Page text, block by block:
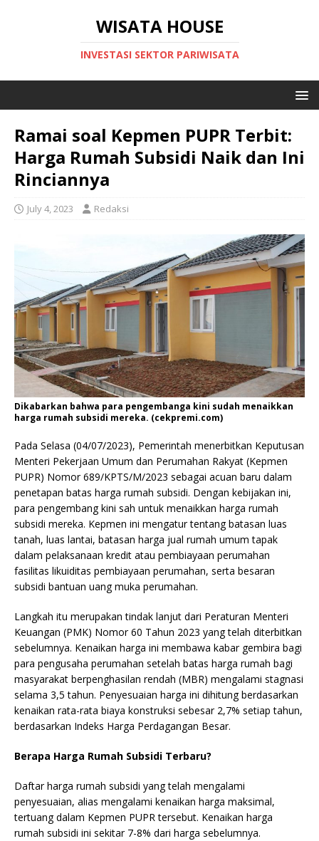
WISATA HOUSE
INVESTASI SEKTOR PARIWISATA
Ramai soal Kepmen PUPR Terbit:
Harga Rumah Subsidi Naik dan Ini
Rinciannya
July 4, 2023 Redaksi
Dikabarkan bahwa para pengembanga kini sudah menaikkan
harga rumah subsidi mereka. (cekpremi.com)
Pada Selasa (04/07/2023), Pemerintah menerbitkan Keputusan
Menteri Pekerjaan Umum dan Perumahan Rakyat (Kepmen
PUPR) Nomor 689/KPTS/M/2023 sebagai acuan baru dalam
penetapan batas harga rumah subsidi. Dengan kebijakan ini,
para pengembang kini sah untuk menaikkan harga rumah
subsidi mereka. Kepmen ini mengatur tentang batasan luas
tanah, luas lantai, batasan harga jual rumah umum tapak
dalam pelaksanaan kredit atau pembiayaan perumahan
fasilitas likuiditas pembiayaan perumahan, serta besaran
subsidi bantuan uang muka perumahan.
Langkah itu merupakan tindak lanjut dari Peraturan Menteri
Keuangan (PMK) Nomor 60 Tahun 2023 yang telah diterbitkan
sebelumnya. Kenaikan harga ini membawa kabar gembira bagi
para pengusaha perumahan setelah batas harga rumah bagi
masyarakat berpenghasilan rendah (MBR) mengalami stagnasi
selama 3,5 tahun. Penyesuaian harga ini dihitung berdasarkan
kenaikan rata-rata biaya konstruksi sebesar 2,7% setiap tahun,
berdasarkan Indeks Harga Perdagangan Besar.
Berapa Harga Rumah Subsidi Terbaru?
Daftar harga rumah subsidi yang telah mengalami
penyesuaian, alias mengalami kenaikan harga maksimal,
tertuang dalam Kepmen PUPR tersebut. Kenaikan harga
rumah subsidi ini sekitar 7-8% dari harga sebelumnya.